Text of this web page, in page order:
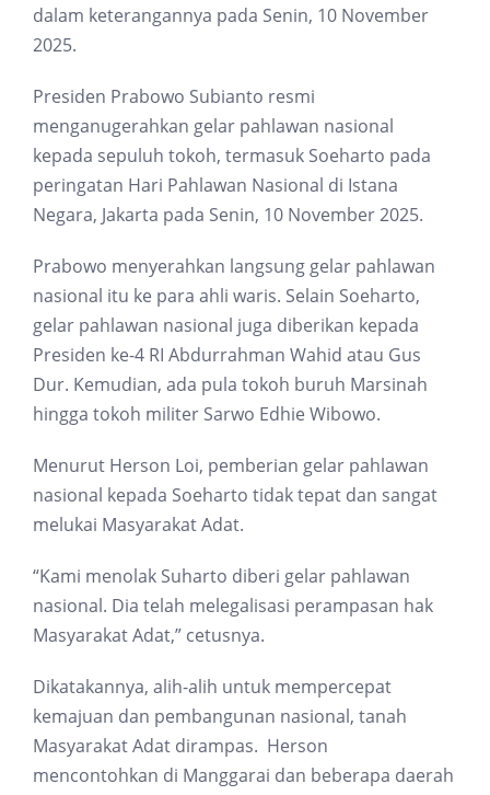
dalam keterangannya pada Senin, 10 November
2025.
Presiden Prabowo Subianto resmi
menganugerahkan gelar pahlawan nasional
kepada sepuluh tokoh, termasuk Soeharto pada
peringatan Hari Pahlawan Nasional di Istana
Negara, Jakarta pada Senin, 10 November 2025.
Prabowo menyerahkan langsung gelar pahlawan
nasional itu ke para ahli waris. Selain Soeharto,
gelar pahlawan nasional juga diberikan kepada
Presiden ke-4 RI Abdurrahman Wahid atau Gus
Dur. Kemudian, ada pula tokoh buruh Marsinah
hingga tokoh militer Sarwo Edhie Wibowo.
Menurut Herson Loi, pemberian gelar pahlawan
nasional kepada Soeharto tidak tepat dan sangat
melukai Masyarakat Adat.
“Kami menolak Suharto diberi gelar pahlawan
nasional. Dia telah melegalisasi perampasan hak
Masyarakat Adat,” cetusnya.
Dikatakannya, alih-alih untuk mempercepat
kemajuan dan pembangunan nasional, tanah
Masyarakat Adat dirampas. Herson
mencontohkan di Manggarai dan beberapa daerah